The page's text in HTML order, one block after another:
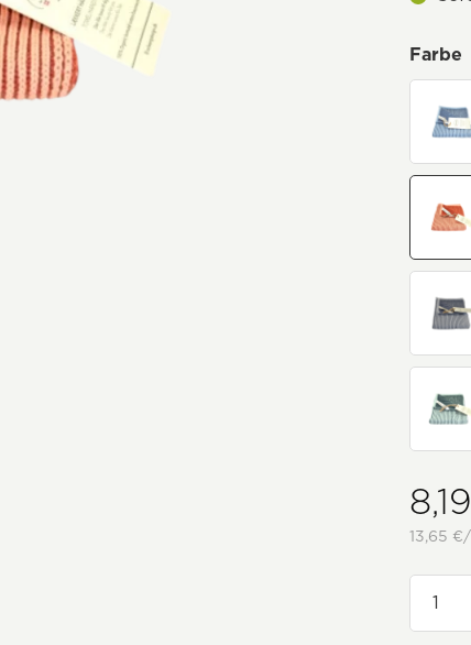
Farbe
13,65